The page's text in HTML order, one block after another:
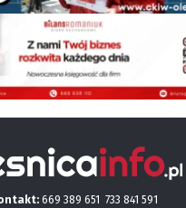
669 389 651 733 841 591